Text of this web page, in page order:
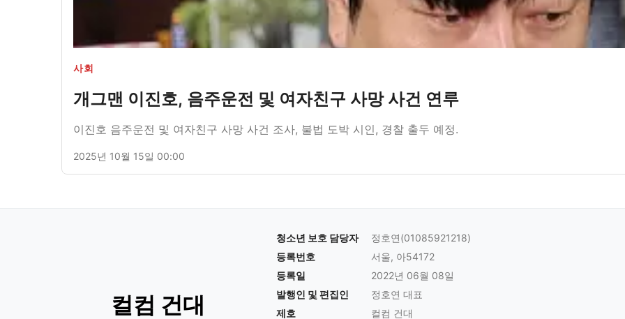
사회
개그맨 이진호, 음주운전 및 여자친구 사망 사건 연루
이진호 음주운전 및 여자친구 사망 사건 조사, 불법 도박 시인, 경찰 출두 예정.
2025년 10월 15일 00:00
컬컴 건대
청소년 보호 담당자
정호연(01085921218)
등록번호
서울, 아54172
등록일
2022년 06월 08일
발행인 및 편집인
정호연 대표
제호
컬컴 건대